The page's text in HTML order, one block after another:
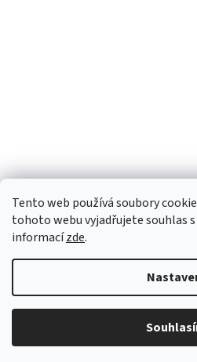
Tento web používá soubory
tohoto webu vyjadřujete souhlas
informacízde.
lhůta dočasně prodloužit.
pro ověření aktuálního termínu